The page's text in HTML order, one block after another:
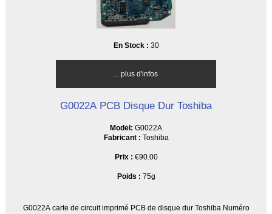
En Stock : 30
... plus d'infos
G0022A PCB Disque Dur Toshiba
Model: G0022A
Fabricant : Toshiba
Prix : €90.00
Poids : 75g
G0022A carte de circuit imprimé PCB de disque dur Toshiba Numéro